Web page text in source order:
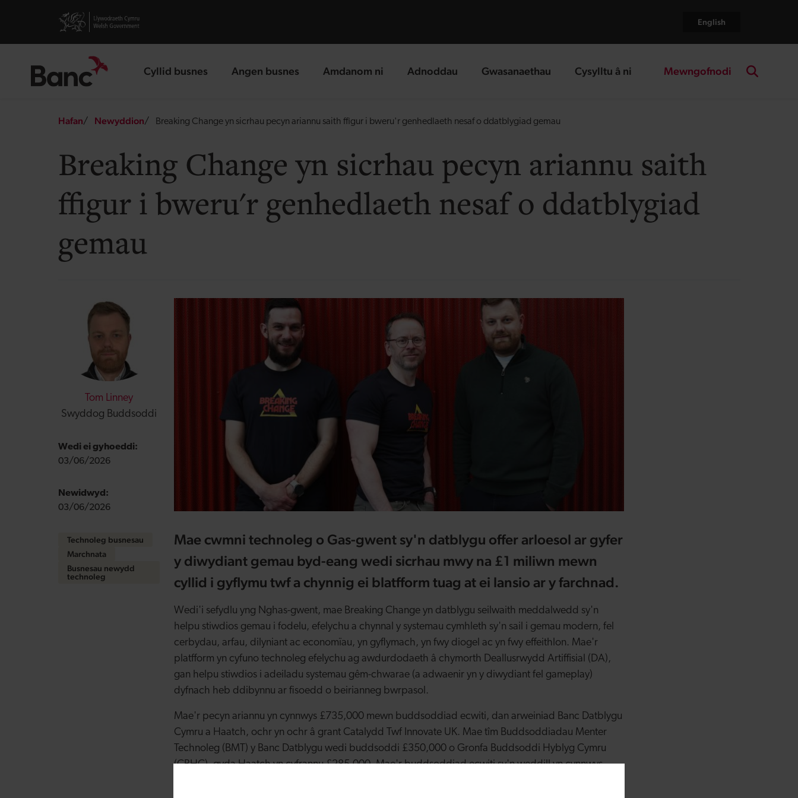
Visit gov.wales website English
Cyllid busnes
landing page Angen busnes
landing page Amdanom ni
landing page Adnoddau
landing page Gwasanaethau
landing page Cysylltu â ni
landing page Mewngofnodi
Breadcrumb
Hafan Newyddion Breaking Change yn sicrhau pecyn ariannu saith ffigur i bweru'r genhedlaeth nesaf o ddatblygiad gemau
Breaking Change yn sicrhau pecyn ariannu saith
ffigur i bweru'r genhedlaeth nesaf o ddatblygiad
gemau
Tom Linney
Swyddog Buddsoddi
Wedi ei gyhoeddi:
03/06/2026
Newidwyd:
03/06/2026
Technoleg busnesau
Marchnata
Busnesau newydd
technoleg
Mae cwmni technoleg o Gas-gwent sy'n datblygu offer arloesol ar gyfer
y diwydiant gemau byd-eang wedi sicrhau mwy na £1 miliwn mewn
cyllid i gyflymu twf a chynnig ei blatfform tuag at ei lansio ar y farchnad.
Wedi'i sefydlu yng Nghas-gwent, mae Breaking Change yn datblygu seilwaith meddalwedd sy'n
helpu stiwdios gemau i fodelu, efelychu a chynnal y systemau cymhleth sy'n sail i gemau modern, fel
cerbydau, arfau, dilyniant ac economïau, yn gyflymach, yn fwy diogel ac yn fwy effeithlon. Mae'r
platfform yn cyfuno technoleg efelychu ag awdurdodaeth â chymorth Deallusrwydd Artiffisial (DA),
gan helpu stiwdios i adeiladu systemau gêm-chwarae (a adwaenir yn y diwydiant fel gameplay)
dyfnach heb ddibynnu ar fisoedd o beirianneg bwrpasol.
Mae'r pecyn ariannu yn cynnwys £735,000 mewn buddsoddiad ecwiti, dan arweiniad Banc Datblygu
Cymru a Haatch, ochr yn ochr â grant Catalydd Twf Innovate UK. Mae tîm Buddsoddiadau Menter
Technoleg (BMT) y Banc Datblygu wedi buddsoddi £350,000 o Gronfa Buddsoddi Hyblyg Cymru
(CBHC), gyda Haatch yn cyfrannu £285,000. Mae'r buddsoddiad ecwiti sy'n weddill yn cynnwys